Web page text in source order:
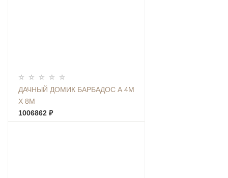
ДАЧНЫЙ ДОМИК БАРБАДОС А 4М
Х 8М
1006862 ₽